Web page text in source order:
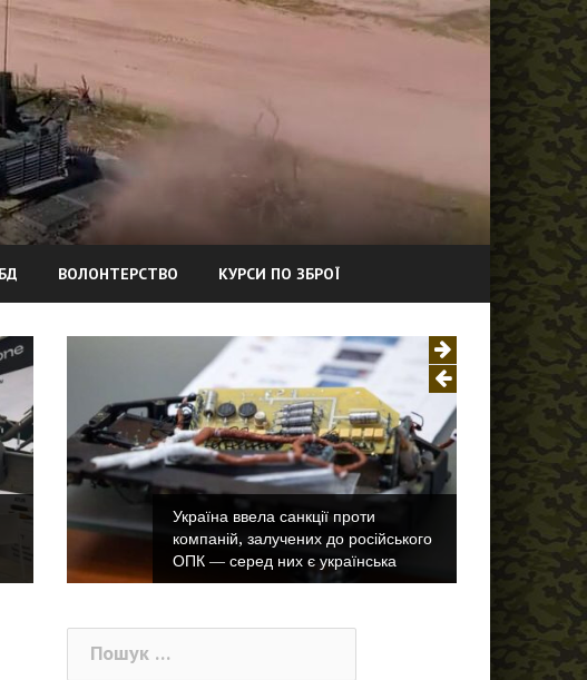
ВОЛОНТЕРСТВО КУРСИ ПО ЗБРОЇ
Україна ввела санкції проти
компаній, залучених до російського
ОПК — серед них є українська
Пошук: